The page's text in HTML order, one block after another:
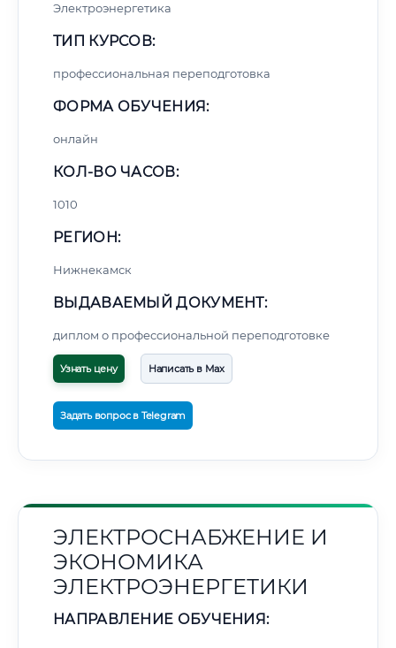
Электроэнергетика
ТИП КУРСОВ:
профессиональная переподготовка
ФОРМА ОБУЧЕНИЯ:
онлайн
КОЛ-ВО ЧАСОВ:
1010
РЕГИОН:
Нижнекамск
ВЫДАВАЕМЫЙ ДОКУМЕНТ:
диплом о профессиональной переподготовке
Узнать цену Написать в Max
Задать вопрос в Telegram
ЭЛЕКТРОСНАБЖЕНИЕ И
ЭКОНОМИКА
ЭЛЕКТРОЭНЕРГЕТИКИ
НАПРАВЛЕНИЕ ОБУЧЕНИЯ: